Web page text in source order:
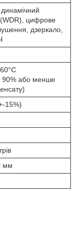
(WDR), цифрове
дзеркало,
90% або менше
15%)
мм